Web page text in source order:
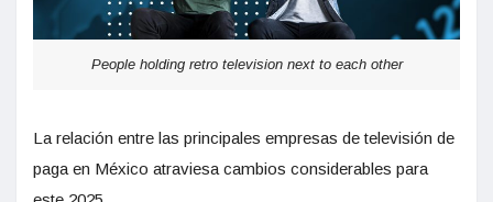
People holding retro television next to each other
La relación entre las principales empresas de televisión de
paga en México atraviesa cambios considerables para